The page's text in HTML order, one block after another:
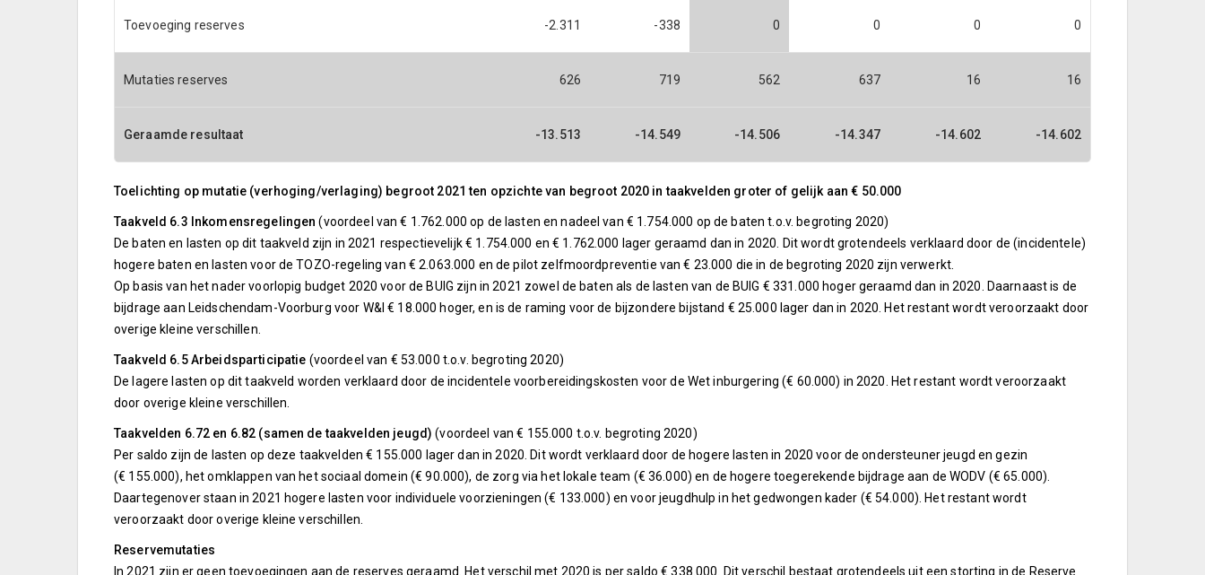
Toevoeging reserves -2.311 -338 0 0 0 0
Mutaties reserves 626 719 562 637 16 16
Geraamde resultaat -13.513 -14.549 -14.506 -14.347 -14.602 -14.602
Toelichting op mutatie (verhoging/verlaging) begroot 2021 ten opzichte van begroot 2020 in taakvelden groter of gelijk aan € 50.000
Taakveld 6.3 Inkomensregelingen (voordeel van € 1.762.000 op de lasten en nadeel van € 1.754.000 op de baten t.o.v. begroting 2020)
De baten en lasten op dit taakveld zijn in 2021 respectievelijk € 1.754.000 en € 1.762.000 lager geraamd dan in 2020. Dit wordt grotendeels verklaard door de (incidentele)
hogere baten en lasten voor de TOZO-regeling van € 2.063.000 en de pilot zelfmoordpreventie van € 23.000 die in de begroting 2020 zijn verwerkt.
Op basis van het nader voorlopig budget 2020 voor de BUIG zijn in 2021 zowel de baten als de lasten van de BUIG € 331.000 hoger geraamd dan in 2020. Daarnaast is de
bijdrage aan Leidschendam-Voorburg voor W&I € 18.000 hoger, en is de raming voor de bijzondere bijstand € 25.000 lager dan in 2020. Het restant wordt veroorzaakt door
overige kleine verschillen.
Taakveld 6.5 Arbeidsparticipatie (voordeel van € 53.000 t.o.v. begroting 2020)
De lagere lasten op dit taakveld worden verklaard door de incidentele voorbereidingskosten voor de Wet inburgering (€ 60.000) in 2020. Het restant wordt veroorzaakt
door overige kleine verschillen.
Taakvelden 6.72 en 6.82 (samen de taakvelden jeugd)(voordeel van € 155.000 t.o.v. begroting 2020)
Per saldo zijn de lasten op deze taakvelden € 155.000 lager dan in 2020. Dit wordt verklaard door de hogere lasten in 2020 voor de ondersteuner jeugd en gezin
(€ 155.000), het omklappen van het sociaal domein (€ 90.000), de zorg via het lokale team (€ 36.000) en de hogere toegerekende bijdrage aan de WODV (€ 65.000).
Daartegenover staan in 2021 hogere lasten voor individuele voorzieningen (€ 133.000) en voor jeugdhulp in het gedwongen kader (€ 54.000). Het restant wordt
veroorzaakt door overige kleine verschillen.
Reservemutaties
In 2021 zijn er geen toevoegingen aan de reserves geraamd. Het verschil met 2020 is per saldo € 338.000. Dit verschil bestaat grotendeels uit een storting in de Reserve